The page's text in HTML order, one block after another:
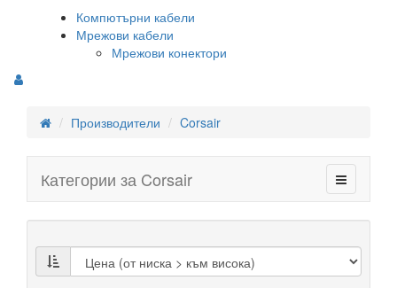
Компютърни кабели
Мрежови кабели
Мрежови конектори
Производители Corsair
Категории за Corsair